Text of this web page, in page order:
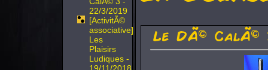
22/3/2019
[ActivitÃ©
associative]
Les
Plaisirs
Ludiques -
Le DÃ© CalÃ©